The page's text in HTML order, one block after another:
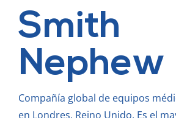
Smith
Nephew
Compañía global de equipos
en Londres, Reino Unido. Es el